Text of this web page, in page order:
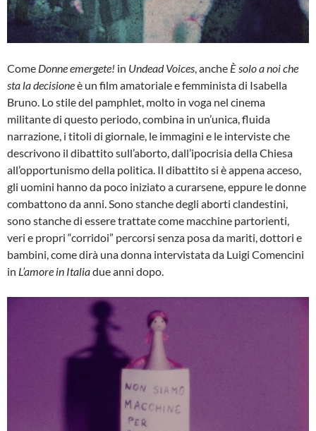
Come Donne emergete! in Undead Voices, anche È solo a noi che
sta la decisioneè un film amatoriale e femminista di Isabella
Bruno. Lo stile del pamphlet, molto in voga nel cinema
militante di questo periodo, combina in un’unica, fluida
narrazione, i titoli di giornale, le immagini e le interviste che
descrivono il dibattito sull’aborto, dall’ipocrisia della Chiesa
all’opportunismo della politica. Il dibattito si è appena acceso,
gli uomini hanno da poco iniziato a curarsene, eppure le donne
combattono da anni. Sono stanche degli aborti clandestini,
sono stanche di essere trattate come macchine partorienti,
veri e propri “corridoi” percorsi senza posa da mariti, dottori e
bambini, come dirà una donna intervistata da Luigi Comencini
in L’amore in Italiadue anni dopo.